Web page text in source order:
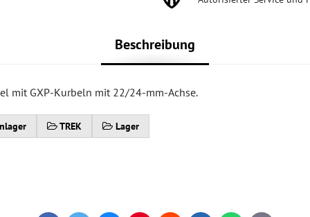
Beschreibung
mit GXP-Kurbeln mit 22/24-mm-Achse.
TREK Lager